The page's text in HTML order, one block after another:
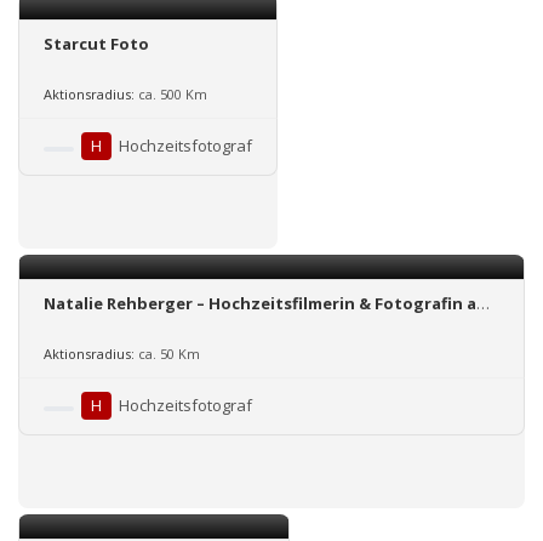
Starcut Foto
Aktionsradius: ca. 500 Km
H Hochzeitsfotograf
Natalie Rehberger – Hochzeitsfilmerin & Fotografin aus
Aktionsradius: ca. 50 Km
H Hochzeitsfotograf